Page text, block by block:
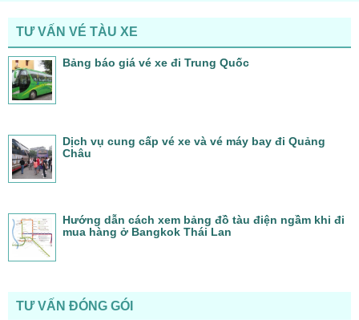
TƯ VẤN VÉ TÀU XE
Bảng báo giá vé xe đi Trung Quốc
Dịch vụ cung cấp vé xe và vé máy bay đi Quảng
Châu
Hướng dẫn cách xem bảng đồ tàu điện ngầm khi đi
mua hàng ở Bangkok Thái Lan
TƯ VẤN ĐÓNG GÓI